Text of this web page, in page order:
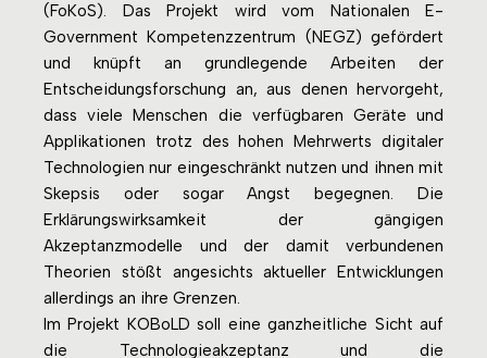
(FoKoS). Das Projekt wird vom Nationalen E-
Government Kompetenzzentrum (NEGZ) gefördert
und knüpft an grundlegende Arbeiten der
Entscheidungsforschung an, aus denen hervorgeht,
dass viele Menschen die verfügbaren Geräte und
Applikationen trotz des hohen Mehrwerts digitaler
Technologien nur eingeschränkt nutzen und ihnen mit
Skepsis oder sogar Angst begegnen. Die
Erklärungswirksamkeit der gängigen
Akzeptanzmodelle und der damit verbundenen
Theorien stößt angesichts aktueller Entwicklungen
allerdings an ihre Grenzen.
Im Projekt KOBoLD soll eine ganzheitliche Sicht auf
die Technologieakzeptanz und die